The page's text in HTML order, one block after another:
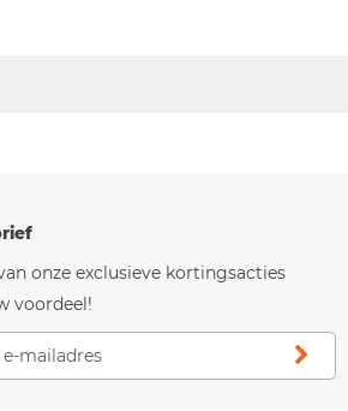
onze exclusieve kortingsacties
voordeel!